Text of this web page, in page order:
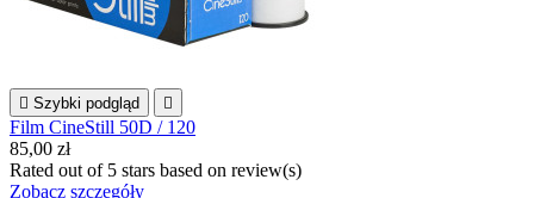
 Szybki podgląd 
Film CineStill 50D / 120
85,00 zł
Rated out of 5 stars based on review(s)
Zobacz szczegóły